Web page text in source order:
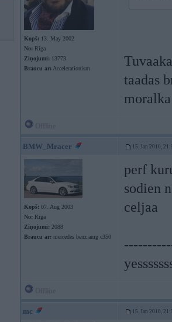
Kopš: 13. May 2002
No: Rīga
Ziņojumi: 13773
Braucu ar: Accelerationism
taadas
BMW_Mracer 15. Jan 2010,
Kopš: 07. Aug 2003
No: Rīga
Ziņojumi: 2088
Braucu ar: mercedes benz amg c350
perf
sodien
celjaa
mc 15. Jan 2010,